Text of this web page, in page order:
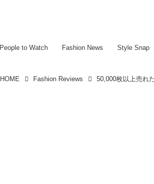
People to Watch Fashion News Style Snap
HOME Fashion Reviews